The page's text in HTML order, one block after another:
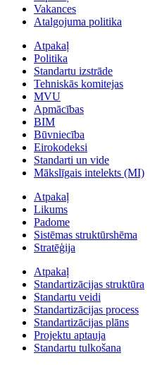
Vakances
Atalgojuma politika
Atpakaļ
Politika
Standartu izstrāde
Tehniskās komitejas
MVU
Apmācības
BIM
Būvniecība
Eirokodeksi
Standarti un vide
Mākslīgais intelekts (MI)
Atpakaļ
Likums
Padome
Sistēmas struktūrshēma
Stratēģija
Atpakaļ
Standartizācijas struktūra
Standartu veidi
Standartizācijas process
Standartizācijas plāns
Projektu aptauja
Standartu tulkošana